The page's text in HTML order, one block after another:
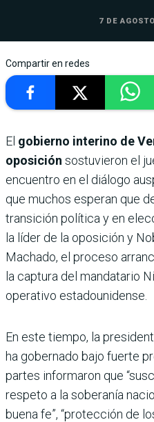
7 DE
Compartir en redes
El gobierno interino de
oposición sostuvieron el
encuentro en el diálogo
que muchos esperan que
transición política y en
la líder de la oposición y
Machado, el proceso
la captura del mandatario
operativo estadounidense.
En este tiempo, la
ha gobernado bajo fuerte
partes informaron que
respeto a la soberanía
buena fe”, “protección de